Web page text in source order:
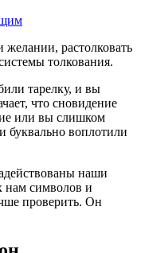
растолковать
толкования.
тарелку, и вы
что сновидение
или вы слишком
буквально воплотили
наши
нам символов и
проверить. Он